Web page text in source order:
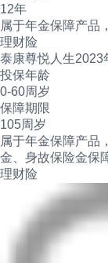
12年
属于年金保障产品
理财险
泰康尊悦人生2023
投保年龄
0-60周岁
保障期限
105周岁
属于年金保障产品
金、身故保险金保
理财险